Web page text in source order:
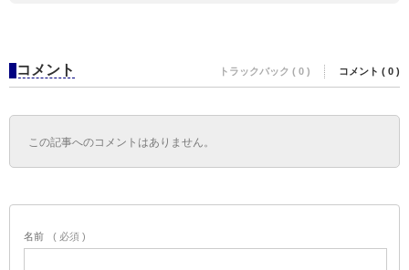
コメント トラックバック ( 0 ) コメント ( 0 )
この記事へのコメントはありません。
名前 ( 必須 )